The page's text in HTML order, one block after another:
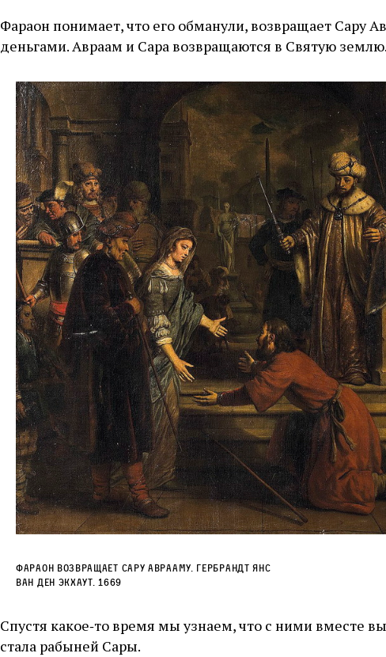
Фараон понимает, что его обманули, возвращает Сару
деньгами. Авраам и Сара возвращаются в Святую землю.
Фараон возвращает Сару Аврааму. Гербрандт Янс
ван ден Экхаут. 1669
Спустя какое‑то время мы узнаем, что с ними вместе
стала рабыней Сары.